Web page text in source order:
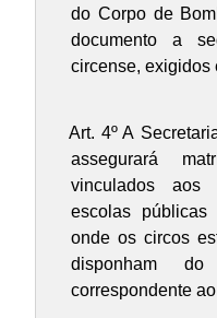
do Corpo de
documento a
circense, exigidos
Art. 4ºA
assegurará
vinculados aos
escolas públicas
onde os circos
disponham
correspondente